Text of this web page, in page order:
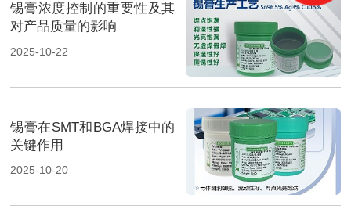
锡膏浓度控制的重要性及其
对产品质量的影响
2025-10-22
锡膏在SMT和BGA焊接中的
关键作用
2025-10-20